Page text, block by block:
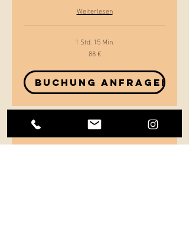
Weiterlesen
1 Std. 15 Min.
88 €
Buchung anfragen